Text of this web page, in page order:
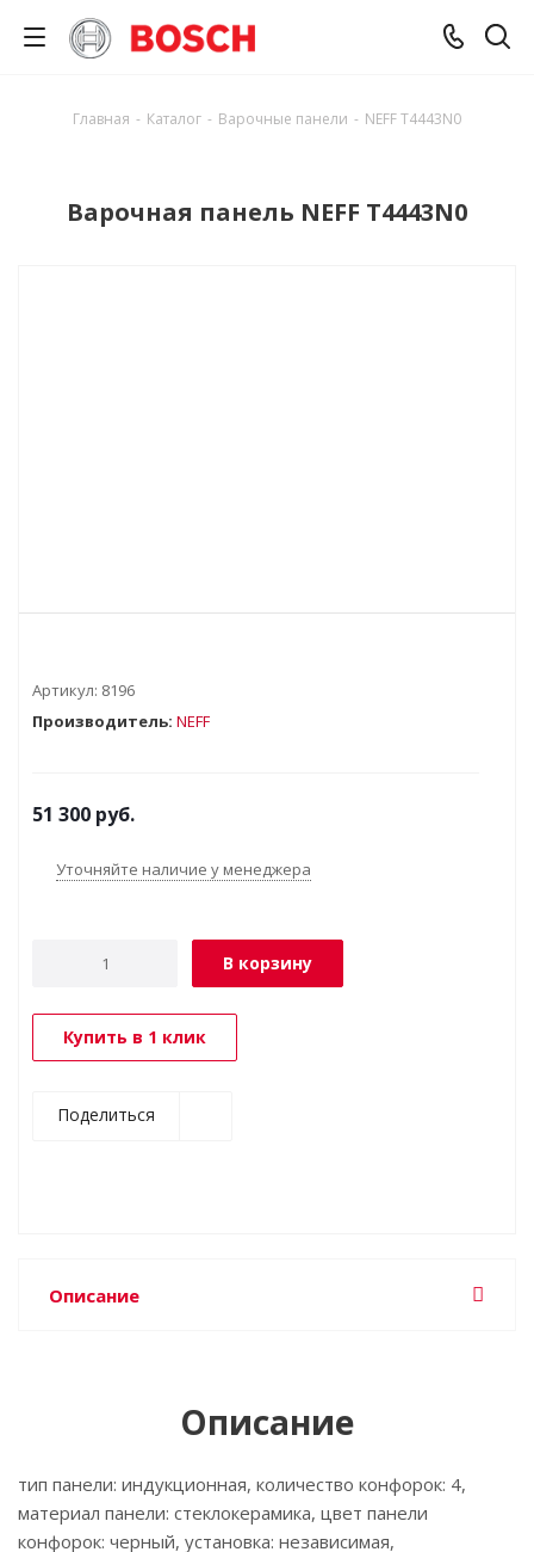
Главная - Каталог - Варочные панели - NEFF T4443N0
Варочная панель NEFF T4443N0
Артикул: 8196
Производитель: NEFF
51 300 руб.
Уточняйте наличие у менеджера
В корзину
Купить в 1 клик
Поделиться
Описание
Описание
тип панели: индукционная, количество конфорок: 4,
материал панели: стеклокерамика, цвет панели
конфорок: черный, установка: независимая,